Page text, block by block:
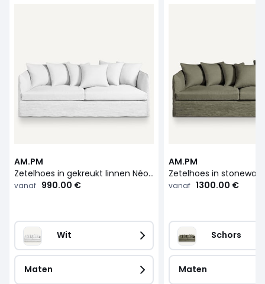
AM.PM
Zetelhoes in gekreukt linnen Néo Chiquito
vanaf 990.00 €
Wit
Maten
AM.PM
vanaf 1300.00 €
Schors
Maten